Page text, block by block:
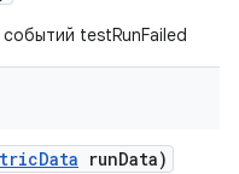
testRunFailed
Data runData)